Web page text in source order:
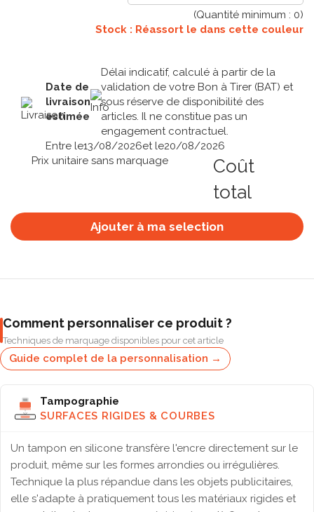
(Quantité minimum : 0)
Stock : Réassort le dans cette couleur
Date de
livraison
estimée
Délai indicatif, calculé à partir de la
validation de votre Bon à Tirer (BAT) et
sous réserve de disponibilité des
articles. Il ne constitue pas un
engagement contractuel.
Entre le13/08/2026et le20/08/2026
Prix unitaire sans marquage
Coût
total
Ajouter à ma selection
Comment personnaliser ce produit ?
Techniques de marquage disponibles pour cet article
Guide complet de la personnalisation →
Tampographie
SURFACES RIGIDES & COURBES
Un tampon en silicone transfère l'encre directement sur le
produit, même sur les formes arrondies ou irrégulières.
Technique la plus répandue dans les objets publicitaires,
elle s'adapte à pratiquement tous les matériaux rigides et